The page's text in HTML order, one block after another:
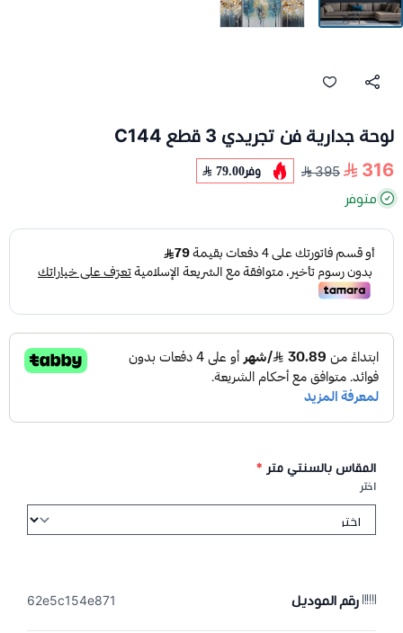
لوحة جدارية فن تجريدي 3 قطع C144
316
395 وفر79.00
متوفر
المقاس بالسنتي متر *
اختر
رقم الموديل 62e5c154e871